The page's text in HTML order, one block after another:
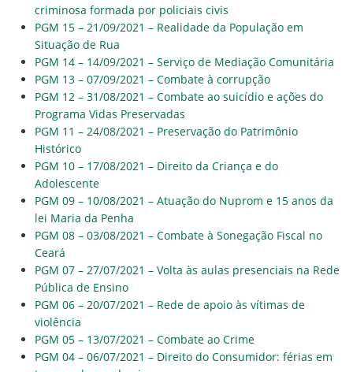
criminosa formada por policiais civis
PGM 15 – 21/09/2021 – Realidade da População em
Situação de Rua
PGM 14 – 14/09/2021 – Serviço de Mediação Comunitária
PGM 13 – 07/09/2021 – Combate à corrupção
PGM 12 – 31/08/2021 – Combate ao suicídio e ações do
Programa Vidas Preservadas
PGM 11 – 24/08/2021 – Preservação do Patrimônio
Histórico
PGM 10 – 17/08/2021 – Direito da Criança e do
Adolescente
PGM 09 – 10/08/2021 – Atuação do Nuprom e 15 anos da
lei Maria da Penha
PGM 08 – 03/08/2021 – Combate à Sonegação Fiscal no
Ceará
PGM 07 – 27/07/2021 – Volta às aulas presenciais na Rede
Pública de Ensino
PGM 06 – 20/07/2021 – Rede de apoio às vítimas de
violência
PGM 05 – 13/07/2021 – Combate ao Crime
PGM 04 – 06/07/2021 – Direito do Consumidor: férias em